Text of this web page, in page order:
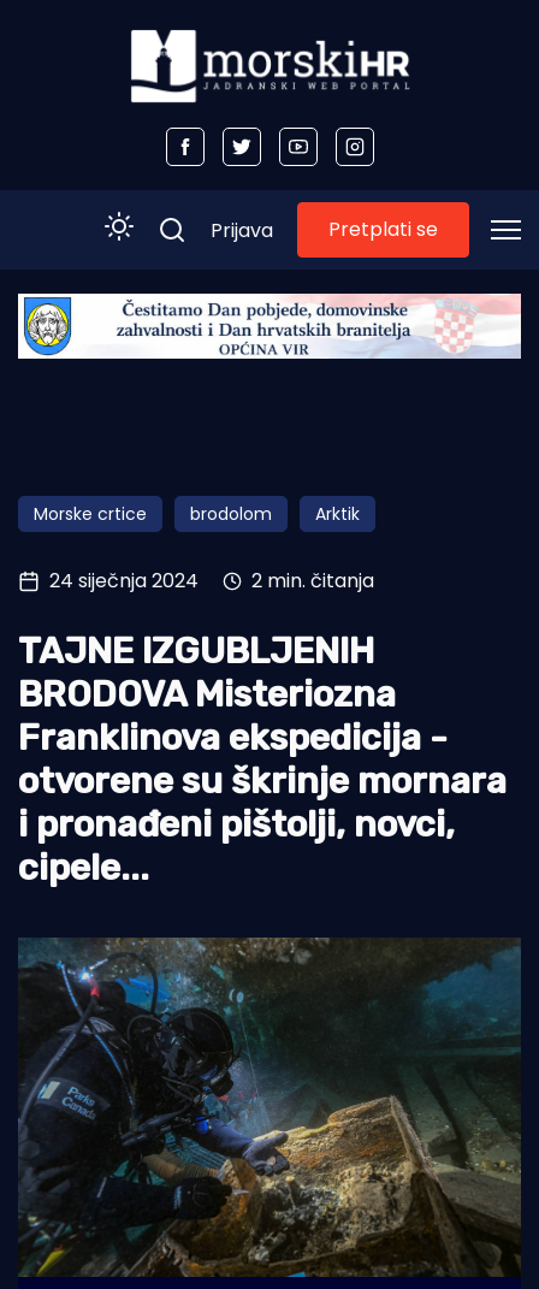
Početna
Otoci
Turizam i nautika
Pomorstvo
Ribolov
Ekologija
Tradicija i kultura
Prijava Pretplati se
Morske crtice brodolom Arktik
24 siječnja 2024 2 min. čitanja
TAJNE IZGUBLJENIH
BRODOVA Misteriozna
Franklinova ekspedicija -
otvorene su škrinje mornara
i pronađeni pištolji, novci,
cipele...